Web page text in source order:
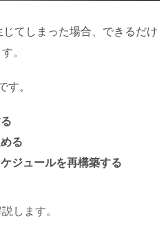
てしまった場合、できるだけ
。
。
る
ジュールを再構築する
します。